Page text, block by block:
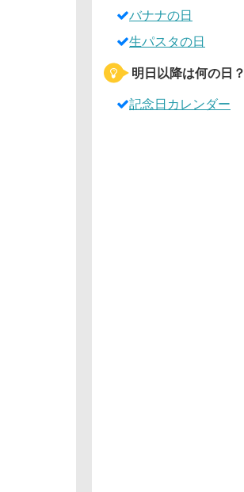
バナナの日
生パスタの日
明日以降は何の日？
記念日カレンダー